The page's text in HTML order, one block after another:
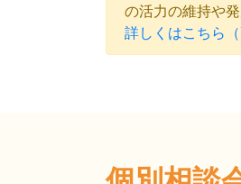
の活力の維持や
詳しくはこちら